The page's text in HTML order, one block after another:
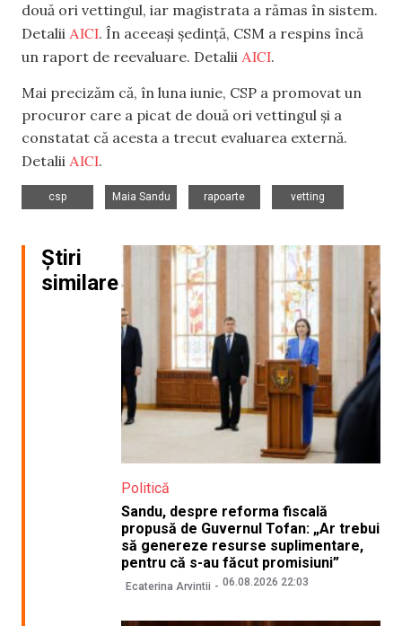
două ori vettingul, iar magistrata a rămas în sistem.
Detalii AICI. În aceeași ședință, CSM a respins încă
un raport de reevaluare. Detalii AICI.
Mai precizăm că, în luna iunie, CSP a promovat un
procuror care a picat de două ori vettingul și a
constatat că acesta a trecut evaluarea externă.
Detalii AICI.
csp
Maia Sandu
rapoarte
vetting
Știri
similare
Politică
Sandu, despre reforma fiscală
propusă de Guvernul Tofan: „Ar trebui
să genereze resurse suplimentare,
pentru că s-au făcut promisiuni”
Ecaterina Arvintii 06.08.2026 22:03